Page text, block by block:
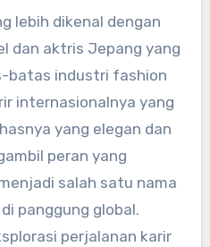
dan aktris Jepang yang
batas industri fashion
internasionalnya yang
yang elegan dan
peran yang
salah satu nama
panggung global.
perjalanan karir